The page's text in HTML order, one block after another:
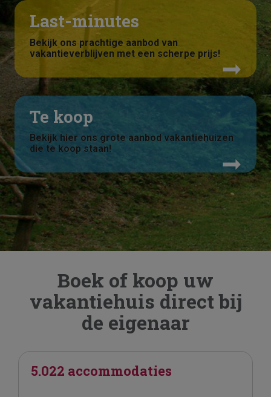
Last-minutes
Bekijk ons prachtige aanbod van
vakantieverblijven met een scherpe prijs!
Te koop
Bekijk hier ons grote aanbod vakantiehuizen
die te koop staan!
Boek of koop uw
vakantiehuis direct bij
de eigenaar
5.022 accommodaties